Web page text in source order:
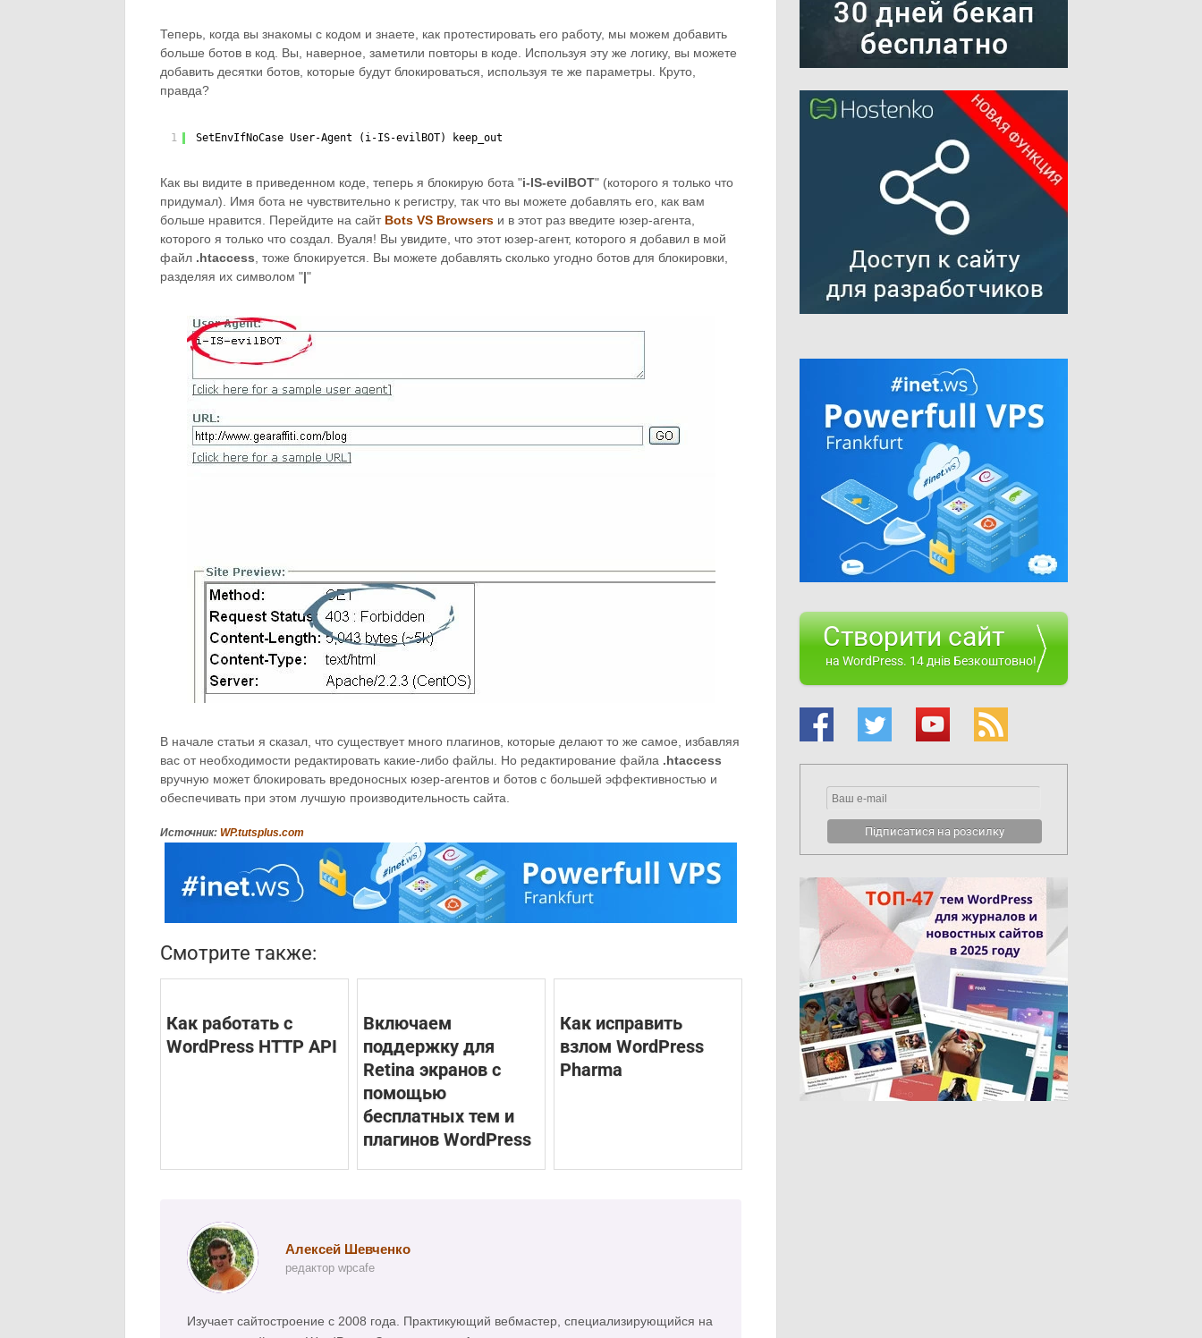
Теперь, когда вы знакомы с кодом и знаете, как протестировать его работу, мы можем добавить
больше ботов в код. Вы, наверное, заметили повторы в коде. Используя эту же логику, вы можете
добавить десятки ботов, которые будут блокироваться, используя те же параметры. Круто,
правда?
1 SetEnvIfNoCase User-Agent (i-IS-evilBOT) keep_out
Как вы видите в приведенном коде, теперь я блокирую бота "i-IS-evilBOT" (которого я только что
придумал). Имя бота не чувствительно к регистру, так что вы можете добавлять его, как вам
больше нравится. Перейдите на сайт Bots VS Browsers и в этот раз введите юзер-агента,
которого я только что создал. Вуаля! Вы увидите, что этот юзер-агент, которого я добавил в мой
файл .htaccess , тоже блокируется. Вы можете добавлять сколько угодно ботов для блокировки,
разделяя их символом "|"
В начале статьи я сказал, что существует много плагинов, которые делают то же самое, избавляя
вас от необходимости редактировать какие-либо файлы. Но редактирование файла .htaccess
вручную может блокировать вредоносных юзер-агентов и ботов с большей эффективностью и
обеспечивать при этом лучшую производительность сайта.
Источник: WP.tutsplus.com
Смотрите также:
Как работать с
WordPress HTTP API
Включаем
поддержку для
Retina экранов с
помощью
бесплатных тем и
плагинов WordPress
Как исправить
взлом WordPress
Pharma
Алексей Шевченко
редактор wpcafe
Изучает сайтостроение с 2008 года. Практикующий вебмастер, специализирующийся на
Створити сайт
на WordPress. 14 днів Безкоштовно!